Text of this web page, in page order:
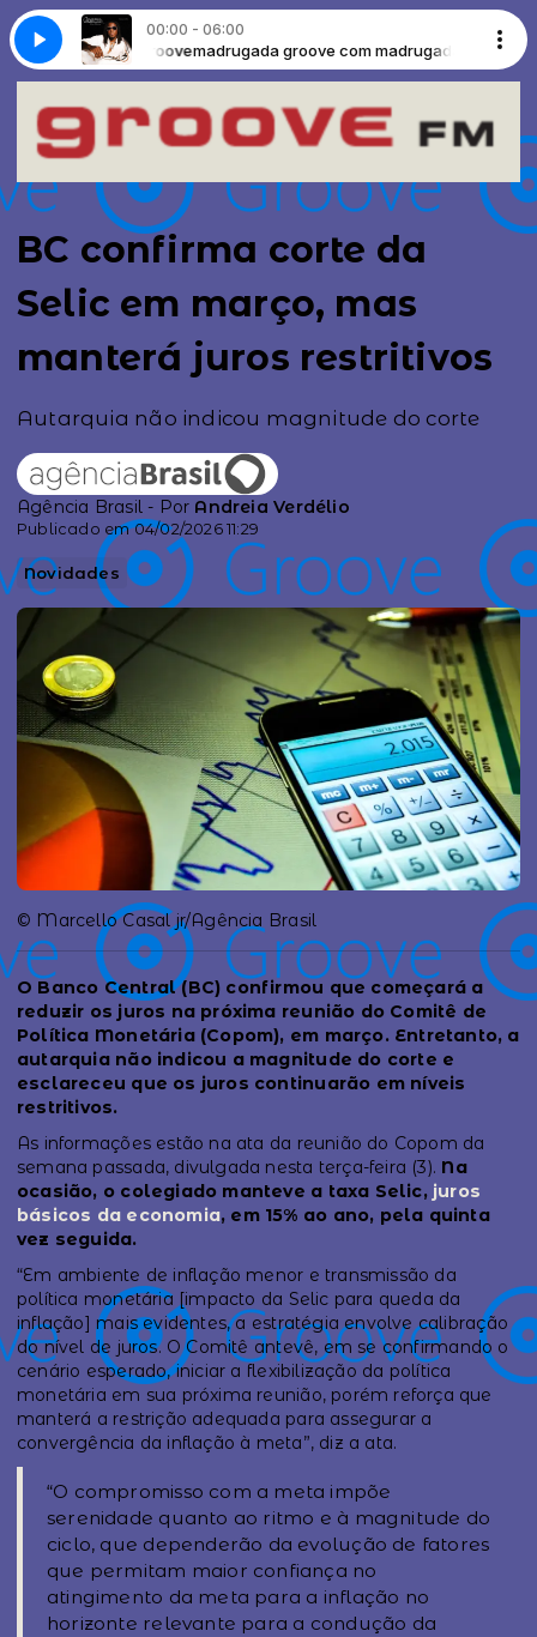
00:00 - 06:00
groove madrugada groove com madrugada groove
- Slow Motion Carmichael Musiclover - Slow Motion
BC confirma corte da
Selic em março, mas
manterá juros restritivos
Autarquia não indicou magnitude do corte
Agência Brasil - Por Andreia Verdélio
Publicado em 04/02/2026 11:29
Novidades
© Marcello Casal jr/Agência Brasil
O Banco Central (BC) confirmou que começará a
reduzir os juros na próxima reunião do Comitê de
Política Monetária (Copom), em março. Entretanto, a
autarquia não indicou a magnitude do corte e
esclareceu que os juros continuarão em níveis
restritivos.
As informações estão na ata da reunião do Copom da
semana passada, divulgada nesta terça-feira (3). Na
ocasião, o colegiado manteve a taxa Selic,juros
básicos da economia, em 15% ao ano, pela quinta
vez seguida.
“Em ambiente de inflação menor e transmissão da
política monetária [impacto da Selic para queda da
inflação] mais evidentes, a estratégia envolve calibração
do nível de juros. O Comitê antevê, em se confirmando o
cenário esperado, iniciar a flexibilização da política
monetária em sua próxima reunião, porém reforça que
manterá a restrição adequada para assegurar a
convergência da inflação à meta”, diz a ata.
“O compromisso com a meta impõe
serenidade quanto ao ritmo e à magnitude do
ciclo, que dependerão da evolução de fatores
que permitam maior confiança no
atingimento da meta para a inflação no
horizonte relevante para a condução da